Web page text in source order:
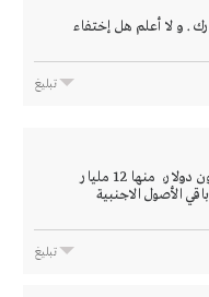
. و لا أعلم هل إختفاء
تبليغ
أصول الصندوق تبلغ أكثر من تريليون دولار، منها 12 مليار
الأصول الاجنبية
تبليغ